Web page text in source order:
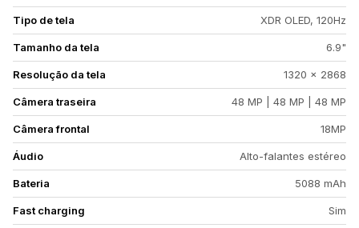
Tipo de tela XDR OLED, 120Hz
Tamanho da tela 6.9"
Resolução da tela 1320 x 2868
Câmera traseira 48 MP | 48 MP | 48 MP
Câmera frontal 18MP
Áudio Alto-falantes estéreo
Bateria 5088 mAh
Fast charging Sim